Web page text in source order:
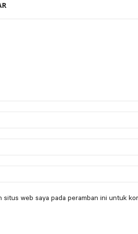
situs web saya pada peramban ini untuk